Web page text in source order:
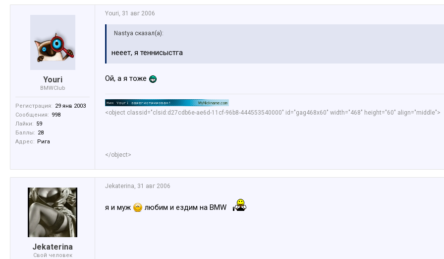
Youri
BMWClub
Регистрация: 29 янв 2003
Сообщения: 998
Лайки: 59
Баллы: 28
Адрес: Рига
Youri, 31 авг 2006
Nastya сказал(а):
нееет, я теннисыстга
Ой, а я тоже
<object classid="clsid:d27cdb6e-ae6d-11cf-96b8-444553540000" id="gag468x60" width="468" height="60" align="middle">
</object>
Jekaterina
Свой человек
Jekaterina 31 авг 2006
я и муж любим и ездим на BMW